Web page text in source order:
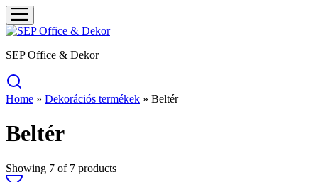
SEP Office & Dekor
Home » Dekorációs termékek » Beltér
Beltér
Showing 7 of 7 products